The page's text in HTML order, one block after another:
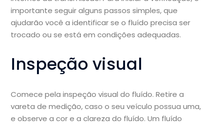
importante seguir alguns passos simples, que
ajudarão você a identificar se o fluído precisa ser
trocado ou se está em condições adequadas.
Inspeção visual
Comece pela inspeção visual do fluído. Retire a
vareta de medição, caso o seu veículo possua uma,
e observe a cor e a clareza do fluído. Um fluído